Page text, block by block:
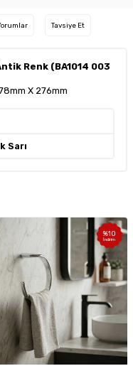
Tavsiye Et
Renk (BA1014 003
X 276mm
Sarı
%10
İndirim